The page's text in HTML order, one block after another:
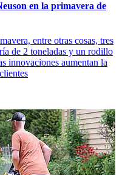
en la primavera de
entre otras cosas, tres
de 2 toneladas y un rodillo
innovaciones aumentan la